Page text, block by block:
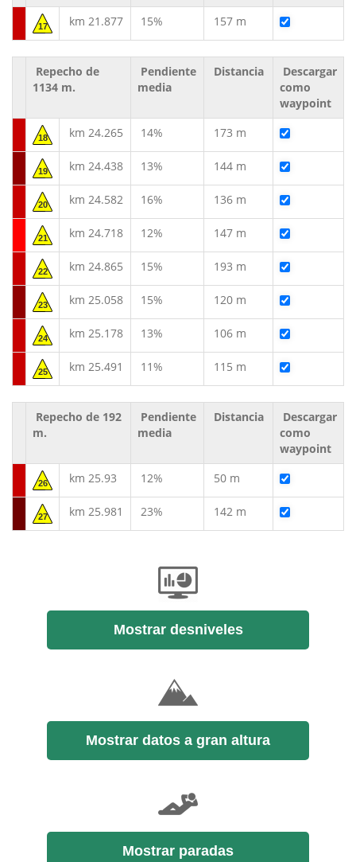
17 km 21.877 15% 157 m
Repecho de
1134 m.
Pendiente
media
Distancia
Descargar
como
waypoint
18 km 24.265 14% 173 m
19 km 24.438 13% 144 m
20 km 24.582 16% 136 m
21 km 24.718 12% 147 m
22 km 24.865 15% 193 m
23 km 25.058 15% 120 m
24 km 25.178 13% 106 m
25 km 25.491 11% 115 m
Repecho de 192
m.
Pendiente
media
Distancia
Descargar
como
waypoint
26 km 25.93 12% 50 m
27 km 25.981 23% 142 m
Mostrar desniveles
Mostrar datos a gran altura
Mostrar paradas